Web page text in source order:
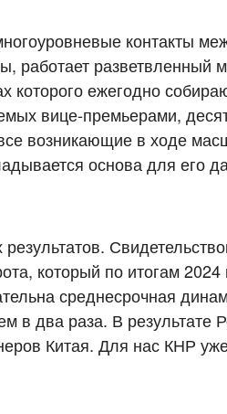
контакты
работает разветвленный
которого ежегодно
вице-премьерами,
возникающие в ходе
основа для его
который по итогам
среднесрочная
в два раза. В результате
Китая. Для нас КНР